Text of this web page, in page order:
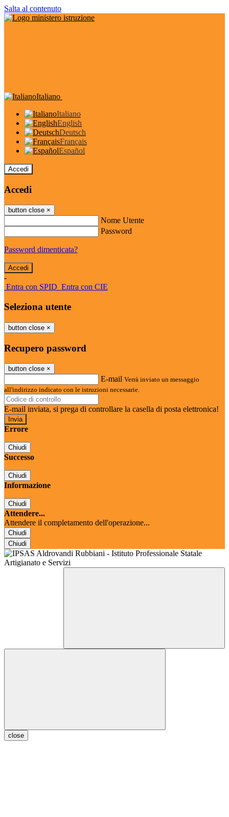
Salta al contenuto
Italiano
Italiano
English
Deutsch
Français
Español
Accedi
Accedi
button close ×
Nome Utente
Password
Password dimenticata?
-
Entra con SPID Entra con CIE
Seleziona utente
button close ×
Recupero password
button close ×
E-mail Verrà inviato un messaggio
all'indirizzo indicato con le istruzioni necessarie.
E-mail inviata, si prega di controllare la casella di posta elettronica!
Errore
Chiudi
Successo
Chiudi
Informazione
Chiudi
Attendere...
Attendere il completamento dell'operazione...
Chiudi
Chiudi
close